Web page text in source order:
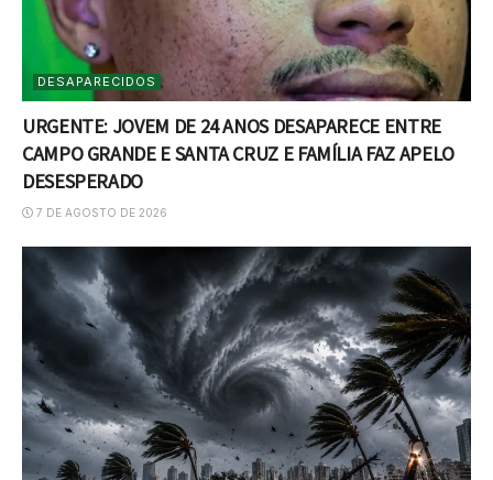
DESAPARECIDOS
URGENTE: JOVEM DE 24 ANOS DESAPARECE ENTRE
CAMPO GRANDE E SANTA CRUZ E FAMÍLIA FAZ APELO
DESESPERADO
7 DE AGOSTO DE 2026